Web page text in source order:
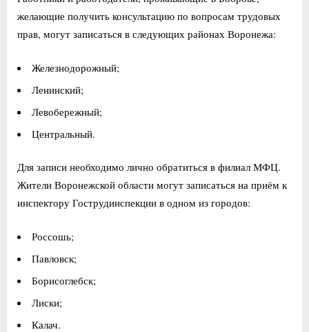
желающие получить консультацию по вопросам трудовых
прав, могут записаться в следующих районах Воронежа:
Железнодорожный;
Ленинский;
Левобережный;
Центральный.
Для записи необходимо лично обратиться в филиал МФЦ.
Жители Воронежской области могут записаться на приём к
инспектору Гострудинспекции в одном из городов:
Россошь;
Павловск;
Борисоглебск;
Лиски;
Калач.